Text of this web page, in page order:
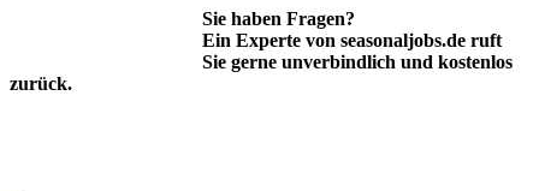
Sie haben Fragen?
Ein Experte von seasonaljobs.de ruft
Sie gerne unverbindlich und kostenlos
zurück.